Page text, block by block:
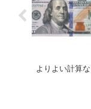
よりよい計算